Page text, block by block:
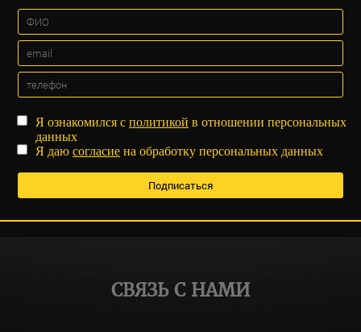
Я ознакомился сполитикой в отношении персональных
данных
Я даюсогласие на обработку персональных данных
СВЯЗЬ С НАМИ